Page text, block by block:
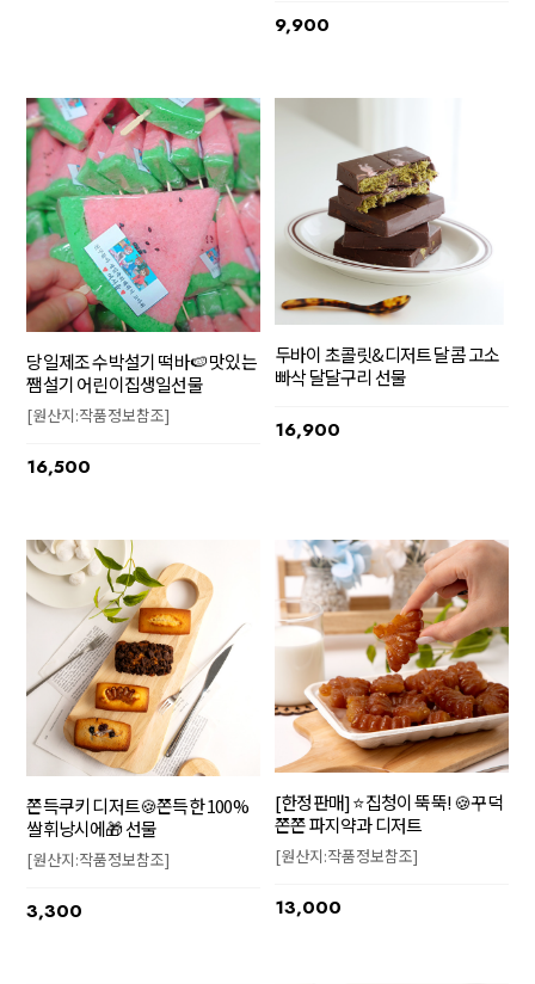
9,900
당일제조 수박설기 떡바🍉 맛있는
쨈설기 어린이집생일선물
[원산지:작품정보참조]
16,500
두바이 초콜릿&디저트 달콤 고소
빠삭 달달구리 선물
16,900
쫀득쿠키 디저트🍪쫀득한 100%
쌀휘낭시에🎁 선물
[원산지:작품정보참조]
3,300
[한정판매] ⭐집청이 뚝뚝! 🍪꾸덕
쫀쫀 파지약과 디저트
[원산지:작품정보참조]
13,000